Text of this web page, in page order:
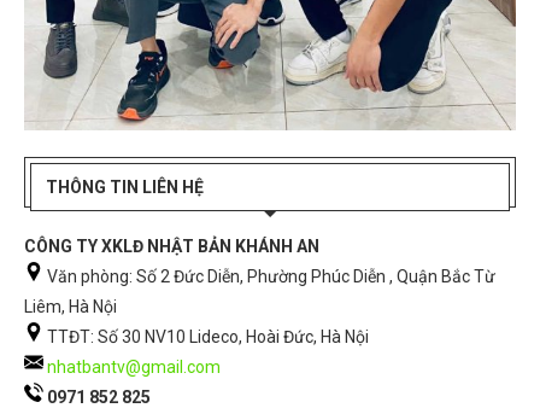
THÔNG TIN LIÊN HỆ
CÔNG TY XKLĐ NHẬT BẢN KHÁNH AN
Văn phòng: Số 2 Đức Diễn, Phường Phúc Diễn , Quận Bắc Từ
Liêm, Hà Nội
TTĐT: Số 30 NV10 Lideco, Hoài Đức, Hà Nội
nhatbantv@gmail.com
0971 852 825